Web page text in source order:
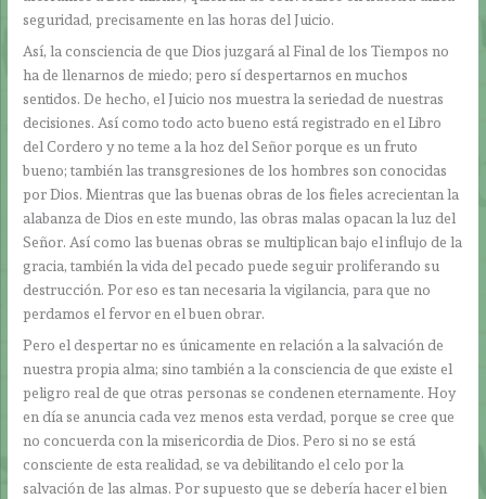
seguridad, precisamente en las horas del Juicio.
Así, la consciencia de que Dios juzgará al Final de los Tiempos no
ha de llenarnos de miedo; pero sí despertarnos en muchos
sentidos. De hecho, el Juicio nos muestra la seriedad de nuestras
decisiones. Así como todo acto bueno está registrado en el Libro
del Cordero y no teme a la hoz del Señor porque es un fruto
bueno; también las transgresiones de los hombres son conocidas
por Dios. Mientras que las buenas obras de los fieles acrecientan la
alabanza de Dios en este mundo, las obras malas opacan la luz del
Señor. Así como las buenas obras se multiplican bajo el influjo de la
gracia, también la vida del pecado puede seguir proliferando su
destrucción. Por eso es tan necesaria la vigilancia, para que no
perdamos el fervor en el buen obrar.
Pero el despertar no es únicamente en relación a la salvación de
nuestra propia alma; sino también a la consciencia de que existe el
peligro real de que otras personas se condenen eternamente. Hoy
en día se anuncia cada vez menos esta verdad, porque se cree que
no concuerda con la misericordia de Dios. Pero si no se está
consciente de esta realidad, se va debilitando el celo por la
salvación de las almas. Por supuesto que se debería hacer el bien